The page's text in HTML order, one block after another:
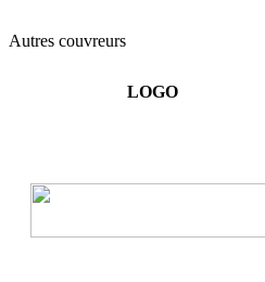
Autres couvreurs
LOGO